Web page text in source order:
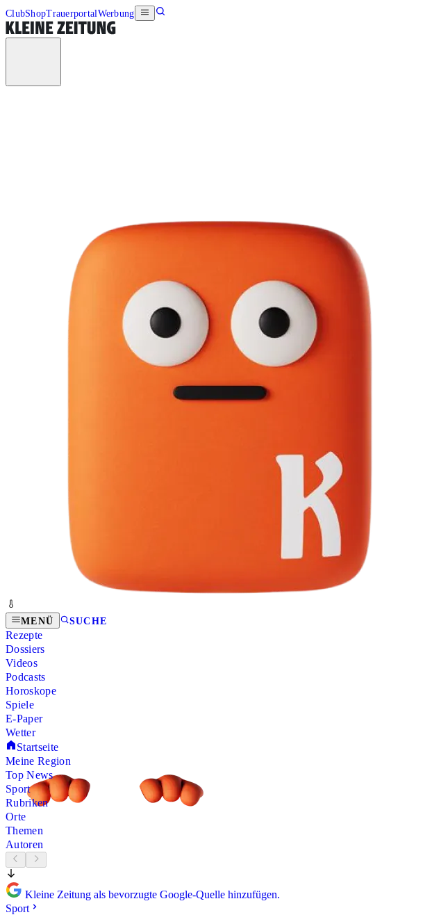
ClubShopTrauerportalWerbung
MENÜ SUCHE
Rezepte
Dossiers
Videos
Podcasts
Horoskope
Spiele
E-Paper
Wetter
Startseite
Meine Region
Top News
Sport
Rubriken
Orte
Themen
Autoren
Kleine Zeitung als bevorzugte Google-Quelle hinzufügen.
Sport